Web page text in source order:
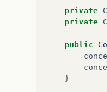
</
</h:body>
</html>
private
private
public
}